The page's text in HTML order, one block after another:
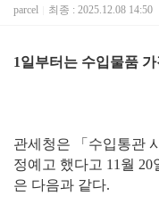
parcel 최종 : 2025.12.08 14:50
1일부터는 수입물품
관세청은 「수입통관
정예고 했다고 11월
은 다음과 같다.